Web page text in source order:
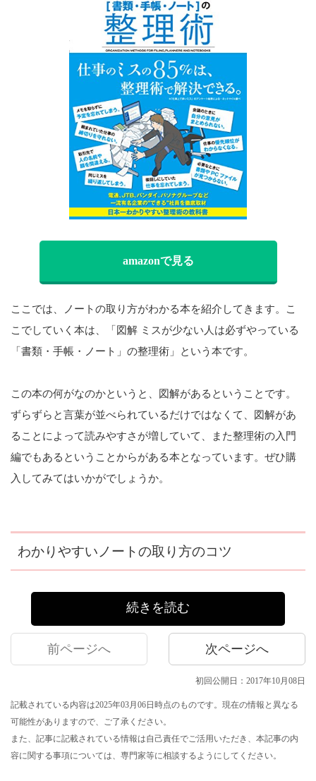
amazonで見る
ここでは、ノートの取り方がわかる本を紹介してきます。こ
こでしていく本は、「図解 ミスが少ない人は必ずやっている
「書類・手帳・ノート」の整理術」という本です。
この本の何がなのかというと、図解があるということです。
ずらずらと言葉が並べられているだけではなくて、図解があ
ることによって読みやすさが増していて、また整理術の入門
編でもあるということからがある本となっています。ぜひ購
入してみてはいかがでしょうか。
わかりやすいノートの取り方のコツ
続きを読む
前ページへ 次ページへ
初回公開日：2017年10月08日
記載されている内容は2025年03月06日時点のものです。現在の情報と異なる
可能性がありますので、ご了承ください。
また、記事に記載されている情報は自己責任でご活用いただき、本記事の内
容に関する事項については、専門家等に相談するようにしてください。